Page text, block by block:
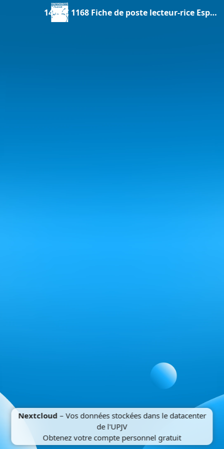
14 LEC 1168 Fiche de poste lecteur-rice Espagnol Amiens-2026-MAJ-validée.pdf
Nextcloud – Vos données stockées dans le datacenter
de l'UPJV
Obtenez votre compte personnel gratuit